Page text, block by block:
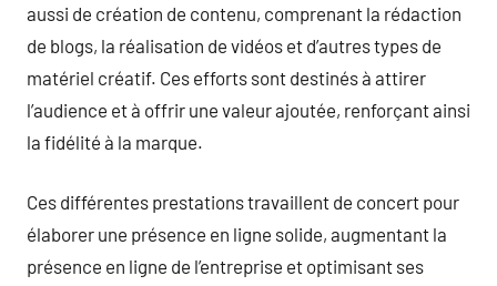
aussi de création de contenu, comprenant la rédaction
de blogs, la réalisation de vidéos et d’autres types de
matériel créatif. Ces efforts sont destinés à attirer
l’audience et à offrir une valeur ajoutée, renforçant ainsi
la fidélité à la marque.
Ces différentes prestations travaillent de concert pour
élaborer une présence en ligne solide, augmentant la
présence en ligne de l’entreprise et optimisant ses